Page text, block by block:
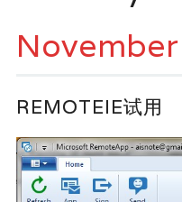
REMOTEIE试用